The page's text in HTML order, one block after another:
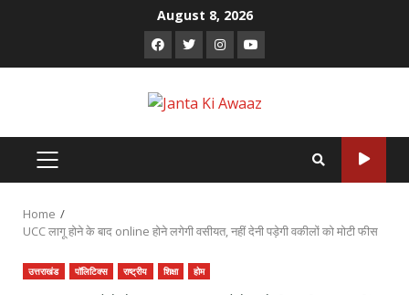
August 8, 2026
Facebook
TwitterInstagram
Youtube
PRIMARY
MENU
Home
UCC लागू होने के बाद online होने लगेगी वसीयत, नहीं देनी पड़ेगी वकीलों को मोटी फीस
उत्तराखंड पॉलिटिक्स राष्ट्रीय शिक्षा होम